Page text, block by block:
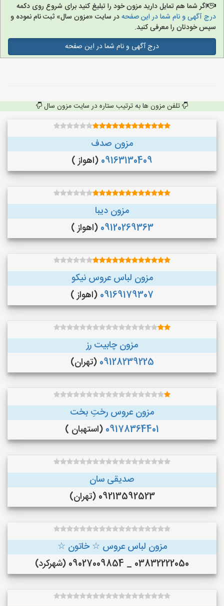
اگر شما هم تمایل دارید مزون خود را تبلیغ کنید برای شروع روی دکمه
درج آگهی و نام شما در این صفحهدر سایت «مزون سال» ثبت نام نموده و
سپس خودتان را معرفی کنید.
درج آگهی و نام شما در این صفحه
تلفن مزون ها به ترتیب ستاره در سایت مزون سال
مزون صدف
09163130409 (اهواز )
مزون دیبا
09120269363 (اهواز )
مزون لباس عروس نیکو
09169179307 (اهواز )
مزون چابیت رز
09128239225 (تهران)
مزون عروس رختِ بخت
09178364401 (استهبان )
صدیقی سان
09213592523 (تهران)
مزون لباس عروس ☆ خاتون ☆
03832222050 _ 09027009854 (شهرکرد)